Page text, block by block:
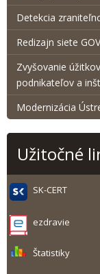
Detekcia
Redizajn siete
Zvyšovanie
podnikateľov a
Modernizácia
Užitočné
SK-CERT
ezdravie
Štatistiky